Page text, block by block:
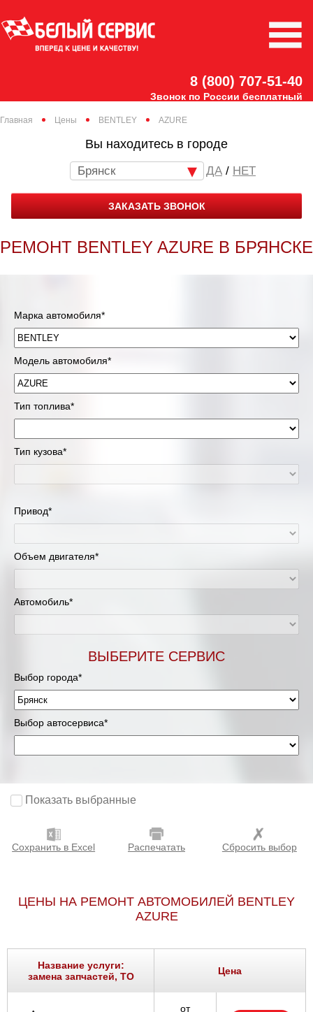
8 (800) 707-51-40
Звонок по России бесплатный
Главная Цены BENTLEY AZURE
Вы находитесь в городе
Брянск / НЕТ
ЗАКАЗАТЬ ЗВОНОК
РЕМОНТ BENTLEY AZURE В БРЯНСКЕ
Марка автомобиля*
Модель автомобиля*
Тип топлива*
Тип кузова*
Привод*
Объем двигателя*
Автомобиль*
ВЫБЕРИТЕ СЕРВИС
Выбор города*
Выбор автосервиса*
Показать выбранные
Сохранить в Excel Распечатать Сбросить выбор
ЦЕНЫ НА РЕМОНТ АВТОМОБИЛЕЙ BENTLEY
AZURE
Название услуги:
замена запчастей, ТО
Цена
от